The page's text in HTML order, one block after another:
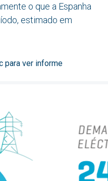
o que a Espanha
estimado em
para ver informe